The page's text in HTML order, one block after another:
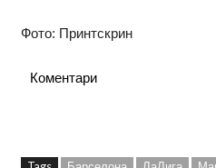
Фото: Принтскрин
Коментари